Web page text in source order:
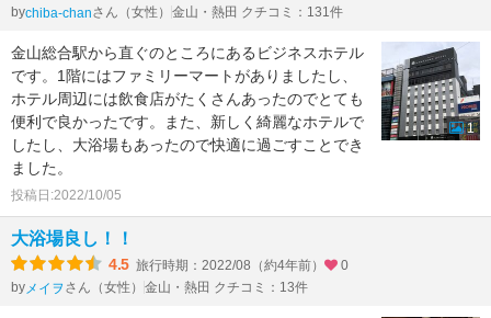
bychiba-chanさん（女性） 金山・熱田 クチコミ：131件
金山総合駅から直ぐのところにあるビジネスホテル
です。1階にはファミリーマートがありましたし、
ホテル周辺には飲食店がたくさんあったのでとても
便利で良かったです。また、新しく綺麗なホテルで
したし、大浴場もあったので快適に過ごすことでき
ました。
投稿日:2022/10/05
1
大浴場良し！！
4.5 旅行時期：2022/08（約4年前）
0
by メイヲ さん（女性） 金山・熱田 クチコミ：13件